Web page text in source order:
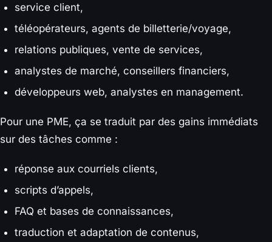
service client,
téléopérateurs, agents de billetterie/voyage,
relations publiques, vente de services,
analystes de marché, conseillers financiers,
développeurs web, analystes en management.
Pour une PME, ça se traduit par des gains immédiats
sur des tâches comme :
réponse aux courriels clients,
scripts d’appels,
FAQ et bases de connaissances,
traduction et adaptation de contenus,